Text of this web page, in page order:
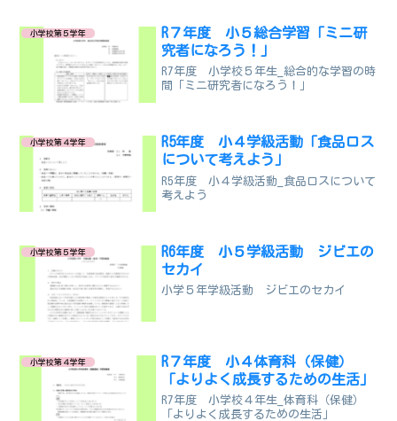
小学校第５学年
R７年度 小５総合学習「ミニ研
究者になろう！」
R7年度 小学校５年生_総合的な学習の時
間「ミニ研究者になろう！」
小学校第４学年
R5年度 小４学級活動「食品ロス
について考えよう」
R5年度 小４学級活動_食品ロスについて
考えよう
小学校第５学年
R6年度 小５学級活動 ジビエの
セカイ
小学５年学級活動 ジビエのセカイ
小学校第４学年
R７年度 小４体育科（保健）
「よりよく成長するための生活」
R7年度 小学校４年生_体育科（保健）
「よりよく成長するための生活」